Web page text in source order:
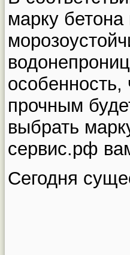
марку бетона
прочным
выбрать
сервис.рф
Сегодня